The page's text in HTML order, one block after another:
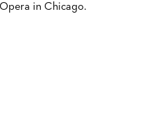
in Chicago.